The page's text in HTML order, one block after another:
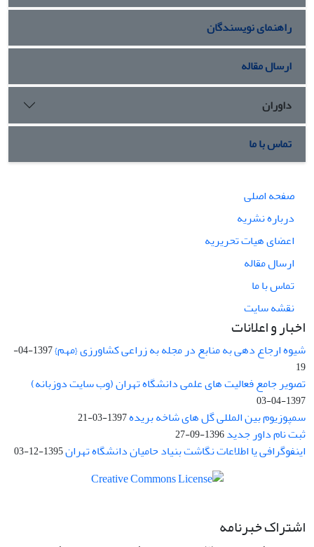
راهنمای نویسندگان
ارسال مقاله
داوران
تماس با ما
صفحه اصلی
درباره نشریه
اعضای هیات تحریریه
ارسال مقاله
تماس با ما
نقشه سایت
اخبار و اعلانات
شیوه ارجاع دهی به منابع در مجله به زراعی کشاورزی {مهم}
1397-04-
19
تصویر جامع فعالیت های علمی دانشگاه تهران (وب سایت دوزبانه)
1397-04-03
سمپوزیوم بین المللی گل های شاخه بریده1397-03-21
ثبت نام داور جدید1396-09-27
اینفوگرافی یا اطلاعات نگاشت بنیاد حامیان دانشگاه تهران1395-12-03
اشتراک خبرنامه